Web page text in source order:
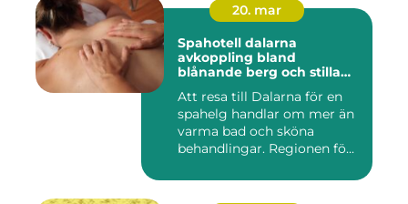
20. mar
Spahotell dalarna
avkoppling bland
blånande berg och stilla
Att resa till Dalarna för en
spahelg handlar om mer än
varma bad och sköna
behandlingar. Regionen fö...